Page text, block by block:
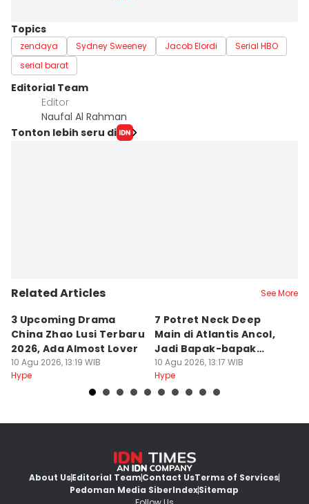
Topics
zendaya Sydney Sweeney Jacob Elordi
Serial HBO
serial barat
Editorial Team
Editor
Naufal Al Rahman
Tonton lebih seru di
Related Articles See More
3 Upcoming Drama
China Zhao Lusi Terbaru
2026, Ada Almost Lover
10 Agu 2026, 13:19 WIB
Hype
7 Potret Neck Deep
Main di Atlantis Ancol,
Jadi Bapak-bapak
Melokal
10 Agu 2026, 13:17 WIB
Hype
About UsEditorial TeamContact UsTerms of Services
Pedoman Media SiberIndexSitemap